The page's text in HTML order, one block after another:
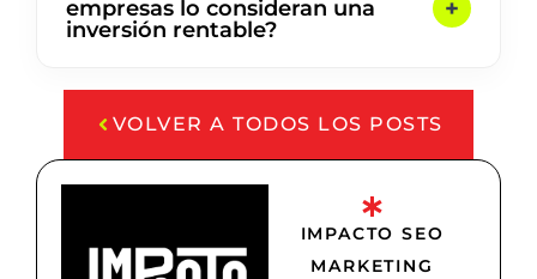
empresas lo consideran una
inversión rentable?
VOLVER A TODOS LOS POSTS
IMPACTO SEO
MARKETING